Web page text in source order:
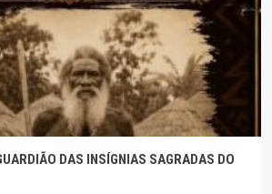
DAS INSÍGNIAS SAGRADAS DO